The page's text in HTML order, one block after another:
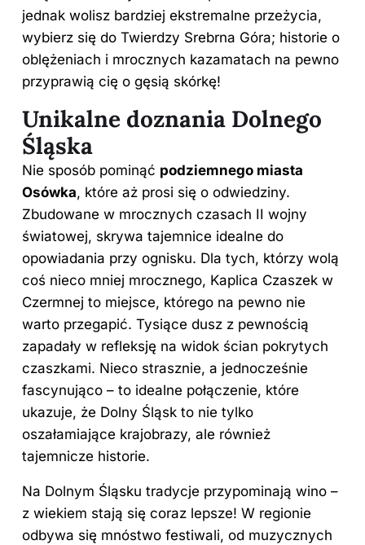
jednak wolisz bardziej ekstremalne przeżycia,
wybierz się do Twierdzy Srebrna Góra; historie o
oblężeniach i mrocznych kazamatach na pewno
przyprawią cię o gęsią skórkę!
Unikalne doznania Dolnego
Śląska
Nie sposób pominąć podziemnego miasta
Osówka, które aż prosi się o odwiedziny.
Zbudowane w mrocznych czasach II wojny
światowej, skrywa tajemnice idealne do
opowiadania przy ognisku. Dla tych, którzy wolą
coś nieco mniej mrocznego, Kaplica Czaszek w
Czermnej to miejsce, którego na pewno nie
warto przegapić. Tysiące dusz z pewnością
zapadały w refleksję na widok ścian pokrytych
czaszkami. Nieco strasznie, a jednocześnie
fascynująco – to idealne połączenie, które
ukazuje, że Dolny Śląsk to nie tylko
oszałamiające krajobrazy, ale również
tajemnicze historie.
Na Dolnym Śląsku tradycje przypominają wino –
z wiekiem stają się coraz lepsze! W regionie
odbywa się mnóstwo festiwali, od muzycznych